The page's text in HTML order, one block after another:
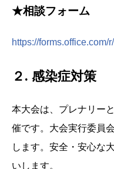
★相談フォーム
https://forms.office.com/
２. 感染症対策
本大会は、プレナリー
催です。大会実行委員
します。安全・安心な
いします。